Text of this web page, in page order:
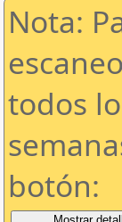
Nota:
todos
botón: